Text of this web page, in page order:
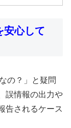
安心して
の？」と疑問
誤情報の出力や
告されるケース